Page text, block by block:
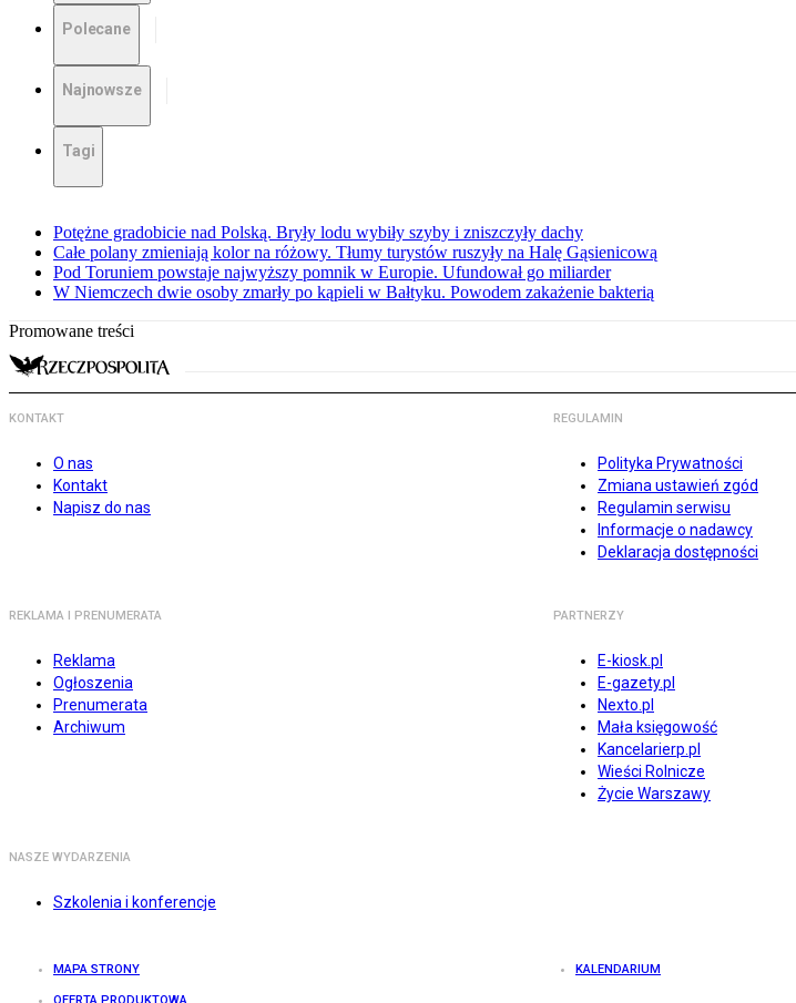
Polecane
Najnowsze
Tagi
Potężne gradobicie nad Polską. Bryły lodu wybiły szyby i zniszczyły dachy
Całe polany zmieniają kolor na różowy. Tłumy turystów ruszyły na Halę Gąsienicową
Pod Toruniem powstaje najwyższy pomnik w Europie. Ufundował go miliarder
W Niemczech dwie osoby zmarły po kąpieli w Bałtyku. Powodem zakażenie bakterią
Promowane treści
KONTAKT
O nas
Kontakt
Napisz do nas
REGULAMIN
Polityka Prywatności
Zmiana ustawień zgód
Regulamin serwisu
Informacje o nadawcy
Deklaracja dostępności
REKLAMA I PRENUMERATA
Reklama
Ogłoszenia
Prenumerata
Archiwum
PARTNERZY
E-kiosk.pl
E-gazety.pl
Nexto.pl
Mała księgowość
Kancelarierp.pl
Wieści Rolnicze
Życie Warszawy
NASZE WYDARZENIA
Szkolenia i konferencje
MAPA STRONY KALENDARIUM